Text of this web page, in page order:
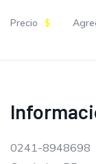
Precio $
0241-8948698